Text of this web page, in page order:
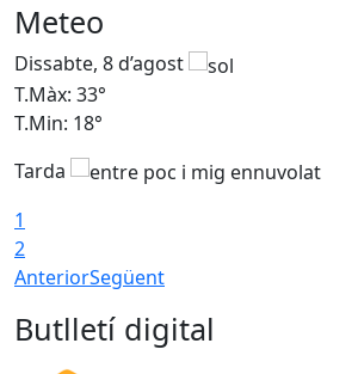
Meteo
Dissabte, 8 d’agost
T.Màx: 33°
T.Min: 18°
Tarda
1
2
AnteriorSegüent
Butlletí digital